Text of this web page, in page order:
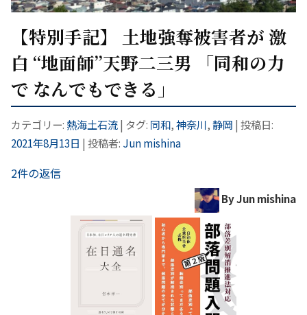
【特別手記】 土地強奪被害者が 激
白 “地面師”天野二三男 「同和の力
で なんでもできる」
カテゴリー: 熱海土石流| タグ: 同和,神奈川,静岡 | 投稿日:
2021年8月13日 | 投稿者: Jun mishina
2件の返信
By Jun mishina